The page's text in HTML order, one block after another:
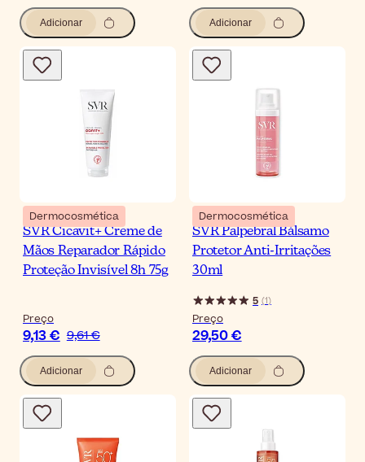
Adicionar Adicionar
Dermocosmética
SVR Cicavit+ Creme de
Mãos Reparador Rápido
Proteção Invisível 8h 75g
Preço
9,13 € 9,61 €
Adicionar
Dermocosmética
SVR Palpebral Bálsamo
Protetor Anti-Irritações
30ml
5 (1)
Preço
29,50 €
Adicionar